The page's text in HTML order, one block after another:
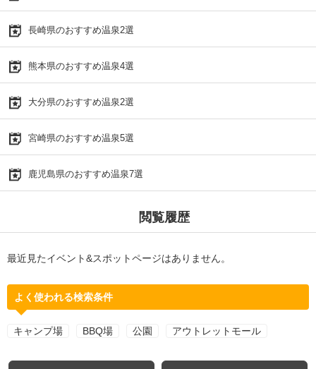
長崎県のおすすめ温泉2選
熊本県のおすすめ温泉4選
大分県のおすすめ温泉2選
宮崎県のおすすめ温泉5選
鹿児島県のおすすめ温泉7選
閲覧履歴
最近見たイベント&スポットページはありません。
よく使われる検索条件
キャンプ場 BBQ場 公園 アウトレットモール